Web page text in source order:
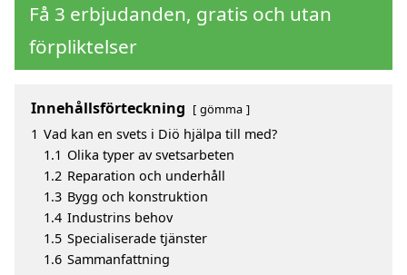
Få 3 erbjudanden, gratis och utan
förpliktelser
Innehållsförteckning gömma
1 Vad kan en svets i Diö hjälpa till med?
1.1 Olika typer av svetsarbeten
1.2 Reparation och underhåll
1.3 Bygg och konstruktion
1.4 Industrins behov
1.5 Specialiserade tjänster
1.6 Sammanfattning